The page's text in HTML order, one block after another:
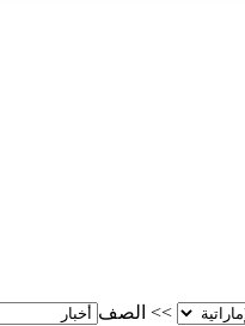
>> الصف